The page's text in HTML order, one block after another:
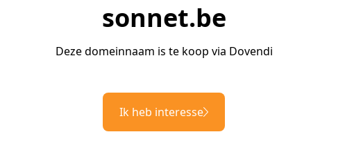
sonnet.be
Deze domeinnaam is te koop via Dovendi
Ik heb interesse